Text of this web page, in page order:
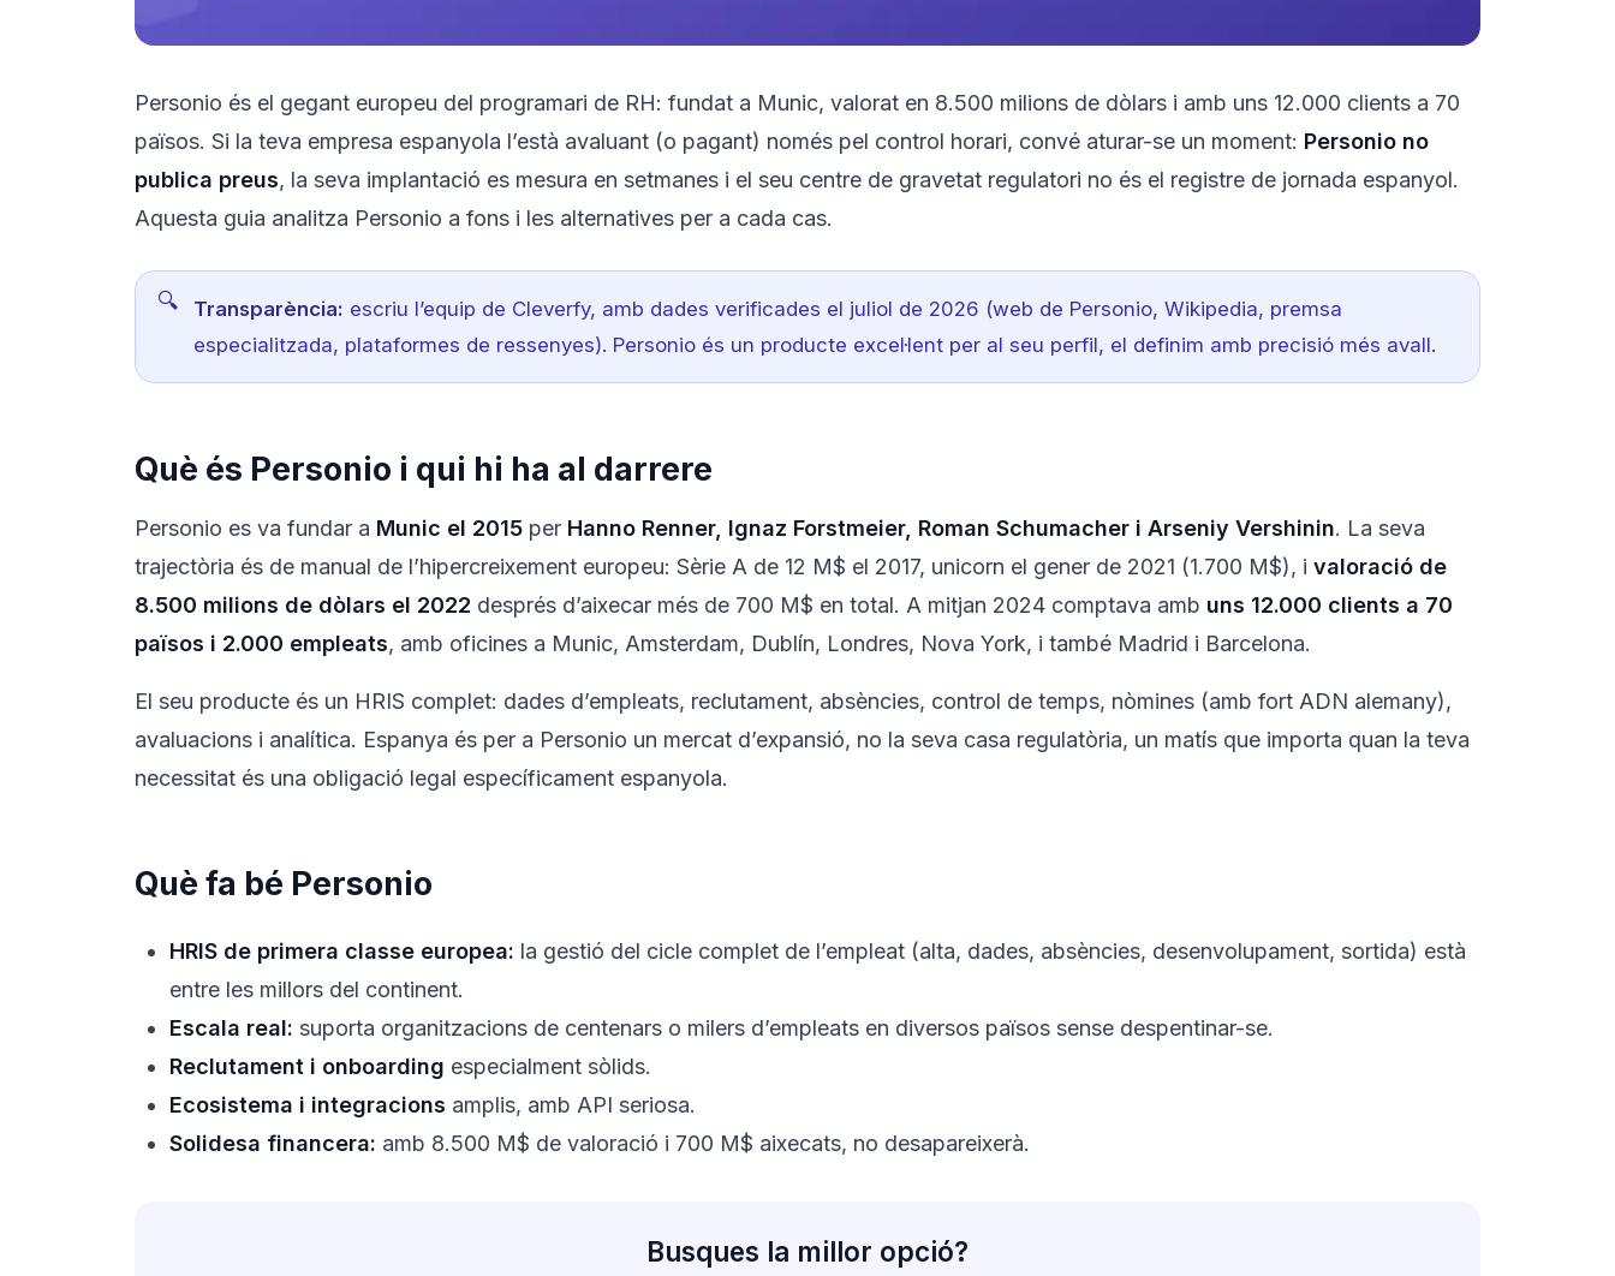
Personio és el gegant europeu del programari de RH: fundat a Munic, valorat en 8.500 milions de dòlars i amb uns 12.000 clients a 70
països. Si la teva empresa espanyola l’està avaluant (o pagant) només pel control horari, convé aturar-se un moment: Personio no
publica preus, la seva implantació es mesura en setmanes i el seu centre de gravetat regulatori no és el registre de jornada espanyol.
Aquesta guia analitza Personio a fons i les alternatives per a cada cas.
Transparència: escriu l’equip de Cleverfy, amb dades verificades el juliol de 2026 (web de Personio, Wikipedia, premsa
especialitzada, plataformes de ressenyes). Personio és un producte excel·lent per al seu perfil, el definim amb precisió més avall.
Què és Personio i qui hi ha al darrere
Personio es va fundar a Munic el 2015 per Hanno Renner, Ignaz Forstmeier, Roman Schumacher i Arseniy Vershinin. La seva
trajectòria és de manual de l’hipercreixement europeu: Sèrie A de 12 M$ el 2017, unicorn el gener de 2021 (1.700 M$), i valoració de
8.500 milions de dòlars el 2022 després d’aixecar més de 700 M$ en total. A mitjan 2024 comptava amb uns 12.000 clients a 70
països i 2.000 empleats, amb oficines a Munic, Amsterdam, Dublín, Londres, Nova York, i també Madrid i Barcelona.
El seu producte és un HRIS complet: dades d’empleats, reclutament, absències, control de temps, nòmines (amb fort ADN alemany),
avaluacions i analítica. Espanya és per a Personio un mercat d’expansió, no la seva casa regulatòria, un matís que importa quan la teva
necessitat és una obligació legal específicament espanyola.
Què fa bé Personio
HRIS de primera classe europea: la gestió del cicle complet de l’empleat (alta, dades, absències, desenvolupament, sortida) està
entre les millors del continent.
Escala real: suporta organitzacions de centenars o milers d’empleats en diversos països sense despentinar-se.
Reclutament i onboarding especialment sòlids.
Ecosistema i integracions amplis, amb API seriosa.
Solidesa financera: amb 8.500 M$ de valoració i 700 M$ aixecats, no desapareixerà.
Busques la millor opció?